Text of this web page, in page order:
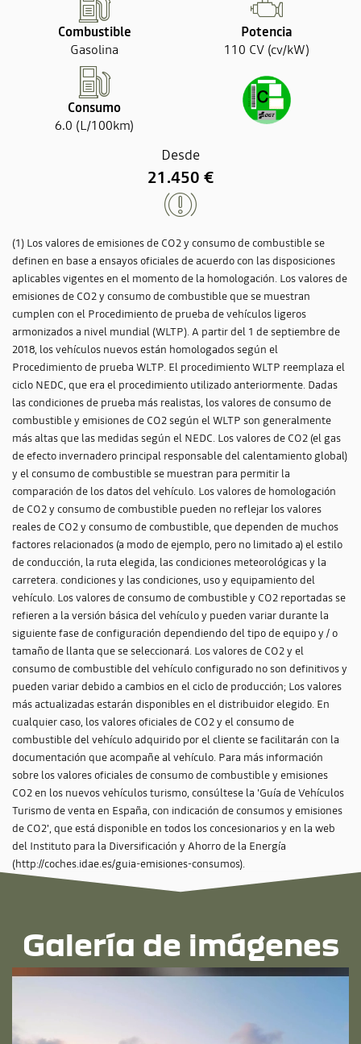
Combustible
Gasolina
Potencia
110 CV (cv/kW)
Consumo
6.0 (L/100km)
Desde
21.450 €
(1) Los valores de emisiones de CO2 y consumo de combustible se
definen en base a ensayos oficiales de acuerdo con las disposiciones
aplicables vigentes en el momento de la homologación. Los valores de
emisiones de CO2 y consumo de combustible que se muestran
cumplen con el Procedimiento de prueba de vehículos ligeros
armonizados a nivel mundial (WLTP). A partir del 1 de septiembre de
2018, los vehículos nuevos están homologados según el
Procedimiento de prueba WLTP. El procedimiento WLTP reemplaza el
ciclo NEDC, que era el procedimiento utilizado anteriormente. Dadas
las condiciones de prueba más realistas, los valores de consumo de
combustible y emisiones de CO2 según el WLTP son generalmente
más altas que las medidas según el NEDC. Los valores de CO2 (el gas
de efecto invernadero principal responsable del calentamiento global)
y el consumo de combustible se muestran para permitir la
comparación de los datos del vehículo. Los valores de homologación
de CO2 y consumo de combustible pueden no reflejar los valores
reales de CO2 y consumo de combustible, que dependen de muchos
factores relacionados (a modo de ejemplo, pero no limitado a) el estilo
de conducción, la ruta elegida, las condiciones meteorológicas y la
carretera. condiciones y las condiciones, uso y equipamiento del
vehículo. Los valores de consumo de combustible y CO2 reportadas se
refieren a la versión básica del vehículo y pueden variar durante la
siguiente fase de configuración dependiendo del tipo de equipo y / o
tamaño de llanta que se seleccionará. Los valores de CO2 y el
consumo de combustible del vehículo configurado no son definitivos y
pueden variar debido a cambios en el ciclo de producción; Los valores
más actualizadas estarán disponibles en el distribuidor elegido. En
cualquier caso, los valores oficiales de CO2 y el consumo de
combustible del vehículo adquirido por el cliente se facilitarán con la
documentación que acompañe al vehículo. Para más información
sobre los valores oficiales de consumo de combustible y emisiones
CO2 en los nuevos vehículos turismo, consúltese la 'Guía de Vehículos
Turismo de venta en España, con indicación de consumos y emisiones
de CO2', que está disponible en todos los concesionarios y en la web
del Instituto para la Diversificación y Ahorro de la Energía
(http://coches.idae.es/guia-emisiones-consumos).
Galería de imágenes